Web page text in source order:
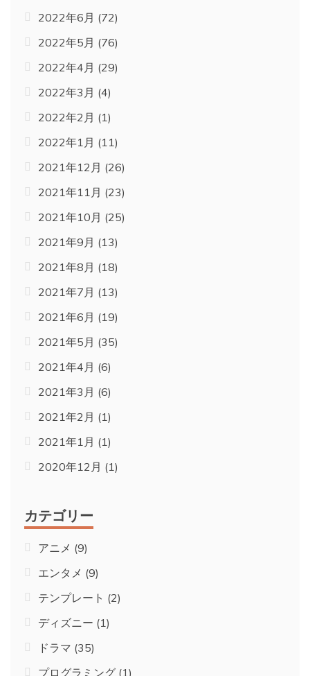
2022年6月 (72)
2022年5月 (76)
2022年4月 (29)
2022年3月 (4)
2022年2月 (1)
2022年1月 (11)
2021年12月 (26)
2021年11月 (23)
2021年10月 (25)
2021年9月 (13)
2021年8月 (18)
2021年7月 (13)
2021年6月 (19)
2021年5月 (35)
2021年4月 (6)
2021年3月 (6)
2021年2月 (1)
2021年1月 (1)
2020年12月 (1)
カテゴリー
アニメ (9)
エンタメ (9)
テンプレート (2)
ディズニー (1)
ドラマ (35)
プログラミング (1)